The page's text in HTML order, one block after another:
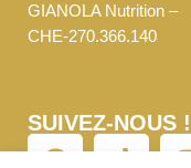
GIANOLA Nutrition –
CHE-270.366.140
SUIVEZ-NOUS !